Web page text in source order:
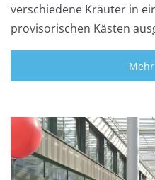
verschiedene Kräuter in
provisorischen Kästen